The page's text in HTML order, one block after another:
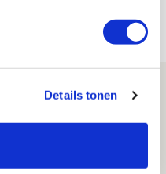
Details tonen
weten over